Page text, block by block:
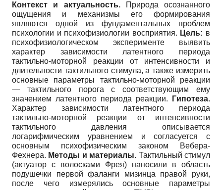
Контекст и актуальность.
Природа осознанного
ощущения и механизмы его формирования
являются одной из фундаментальных проблем
психологии и психофизиологии восприятия. Цель: в
психофизиологическом эксперименте выявить
характер зависимости латентного периода
тактильно-моторной реакции от интенсивности и
длительности тактильного стимула, а также измерить
основные параметры тактильно-моторной реакции
— тактильного порога с соответствующим ему
значением латентного периода реакции.
Гипотеза.
Характер зависимости латентного периода
тактильно-моторной реакции от интенсивности
тактильного давления описывается
логарифмическим уравнением и согласуется с
основным психофизическим законом Вебера-
Фехнера. Методы и материалы. Тактильный стимул
(актуатор с волосками Фрея) наносили в область
подушечки первой фаланги мизинца правой руки,
после чего измерялись основные параметры